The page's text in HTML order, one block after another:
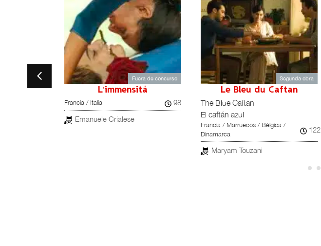
Ópera prima Fuera de concurso
L’immensitá
Francia / Italia
98
Emanuele Crialese
Segunda obra
Le Bleu du Caftan
The Blue Caftan
El caftán azul
Francia / Marruecos / Bélgica /
Dinamarca
122
Maryam Touzani